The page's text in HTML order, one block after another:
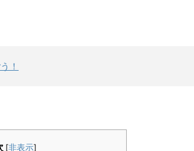
！
[非表示]